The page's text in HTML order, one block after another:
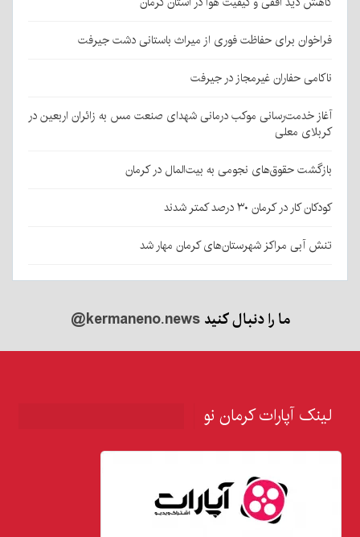
فراخوان برای حفاظت فوری از میراث باستانی دشت جیرفت
ناکامی حفاران غیرمجاز در جیرفت
آغاز خدمت‌رسانی موکب درمانی شهدای صنعت مس به زائران اربعین در
کربلای معلی
بازگشت حقوق‌های نجومی به بیت‌المال در کرمان
کودکان کار در کرمان ۳۰ درصد کمتر شدند
تنش آبی مراکز شهرستان‌های کرمان مهار شد
ما را دنبال کنید@kermaneno.news
لینک آپارات کرمان نو